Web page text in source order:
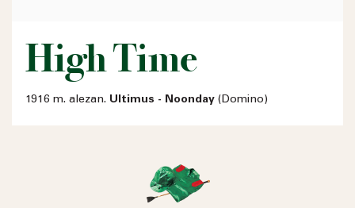
High Time
1916 m. alezan. Ultimus - Noonday (Domino)